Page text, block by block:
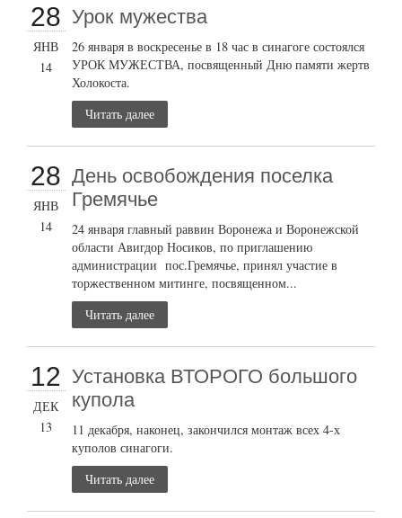
28
ЯНВ
14
Урок мужества
26 января в воскресенье в 18 час в синагоге состоялся
УРОК МУЖЕСТВА, посвященный Дню памяти жертв
Холокоста.
Читать далее
28
ЯНВ
14
День освобождения поселка
Гремячье
24 января главный раввин Воронежа и Воронежской
области Авигдор Носиков, по приглашению
администрации пос.Гремячье, принял участие в
торжественном митинге, посвященном...
Читать далее
12
ДЕК
13
Установка ВТОРОГО большого
купола
11 декабря, наконец, закончился монтаж всех 4-х
куполов синагоги.
Читать далее